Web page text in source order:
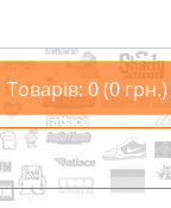
Товарів: 0 (0 грн.)